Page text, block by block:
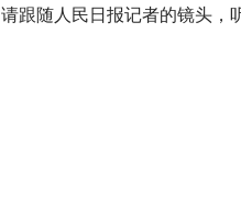
请跟随人民日报记者的镜头，